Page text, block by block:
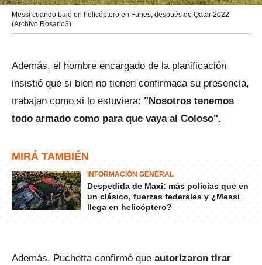
Messi cuando bajó en helicóptero en Funes, después de Qatar 2022
(Archivo Rosario3)
Además, el hombre encargado de la planificación
insistió que si bien no tienen confirmada su presencia,
trabajan como si lo estuviera: "Nosotros tenemos
todo armado como para que vaya al Coloso".
MIRÁ TAMBIÉN
INFORMACIÓN GENERAL
Despedida de Maxi: más policías que en
un clásico, fuerzas federales y ¿Messi
llega en helicóptero?
Además, Puchetta confirmó que autorizaron tirar